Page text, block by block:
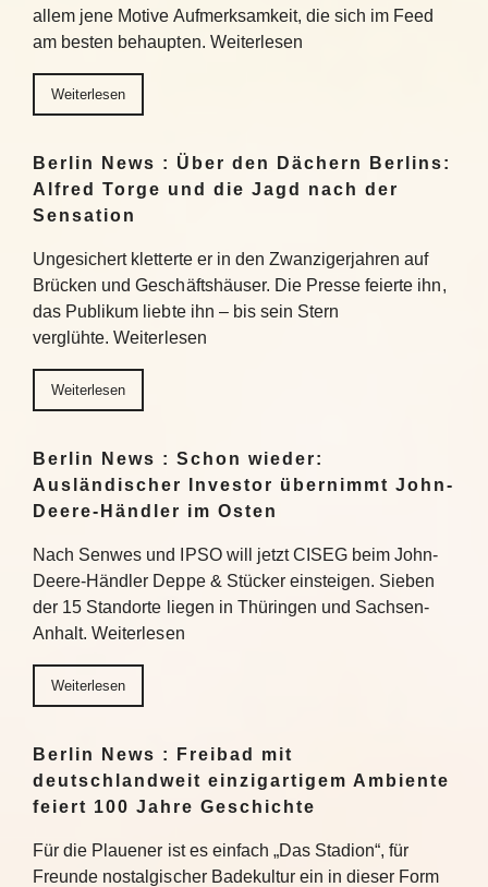
allem jene Motive Aufmerksamkeit, die sich im Feed
am besten behaupten. Weiterlesen
Weiterlesen
Berlin News : Über den Dächern Berlins:
Alfred Torge und die Jagd nach der
Sensation
Ungesichert kletterte er in den Zwanzigerjahren auf
Brücken und Geschäftshäuser. Die Presse feierte ihn,
das Publikum liebte ihn – bis sein Stern
verglühte. Weiterlesen
Weiterlesen
Berlin News : Schon wieder:
Ausländischer Investor übernimmt John-
Deere-Händler im Osten
Nach Senwes und IPSO will jetzt CISEG beim John-
Deere-Händler Deppe & Stücker einsteigen. Sieben
der 15 Standorte liegen in Thüringen und Sachsen-
Anhalt. Weiterlesen
Weiterlesen
Berlin News : Freibad mit
deutschlandweit einzigartigem Ambiente
feiert 100 Jahre Geschichte
Für die Plauener ist es einfach „Das Stadion“, für
Freunde nostalgischer Badekultur ein in dieser Form